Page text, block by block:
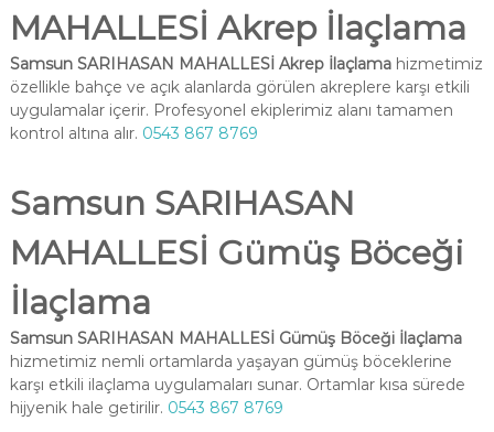
MAHALLESİ Akrep İlaçlama
Samsun SARIHASAN MAHALLESİ Akrep İlaçlamahizmetimiz
özellikle bahçe ve açık alanlarda görülen akreplere karşı etkili
uygulamalar içerir. Profesyonel ekiplerimiz alanı tamamen
kontrol altına alır. 0543 867 8769
Samsun SARIHASAN
MAHALLESİ Gümüş Böceği
İlaçlama
Samsun SARIHASAN MAHALLESİ Gümüş Böceği İlaçlama
hizmetimiz nemli ortamlarda yaşayan gümüş böceklerine
karşı etkili ilaçlama uygulamaları sunar. Ortamlar kısa sürede
hijyenik hale getirilir. 0543 867 8769